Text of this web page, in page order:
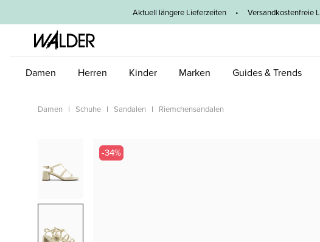
Aktuell längere Lieferzeiten •
Damen Herren Kinder Marken Guides & Trends
Damen Schuhe Sandalen Riemchensandalen
Bildergalerie überspringen
-34%